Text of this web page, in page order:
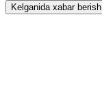
Kelganida xabar berish